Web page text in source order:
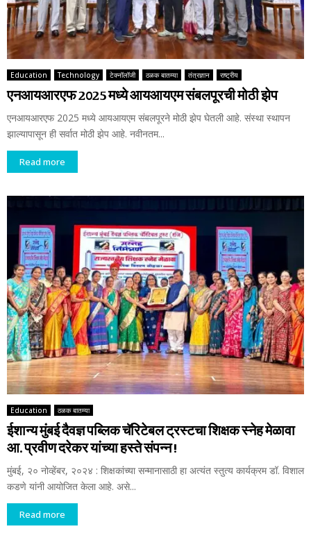
Education Technology टेक्नॉलॉजी ठळक बातम्या तंत्रज्ञान राष्ट्रीय
एनआयआरएफ 2025 मध्ये आयआयएम संबलपूरची मोठी झेप
एनआयआरएफ 2025 मध्ये आयआयएम संबलपूरने मोठी झेप घेतली आहे. संस्था स्थापन
झाल्यापासून ही सर्वात मोठी झेप आहे. नवीनतम...
Read more
Education ठळक बातम्या
ईशान्य मुंबई दैवज्ञ पब्लिक चॅरिटेबल ट्रस्टचा शिक्षक स्नेह मेळावा
आ. प्रवीण दरेकर यांच्या हस्ते संपन्न !
मुंबई, २० नोव्हेंबर, २०२४ : शिक्षकांच्या सन्मानासाठी हा अत्यंत स्तुत्य कार्यक्रम डॉ. विशाल
कडणे यांनी आयोजित केला आहे. असे...
Read more